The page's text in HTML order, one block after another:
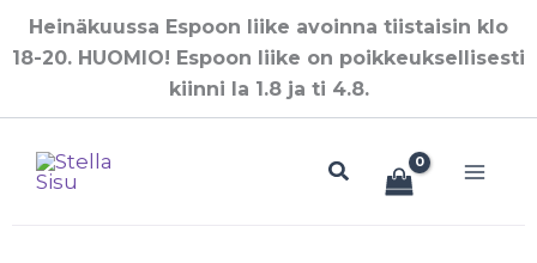
Siirry
sisältöön
Heinäkuussa Espoon liike avoinna tiistaisin klo
18-20. HUOMIO! Espoon liike on poikkeuksellisesti
kiinni la 1.8 ja ti 4.8.
Hae